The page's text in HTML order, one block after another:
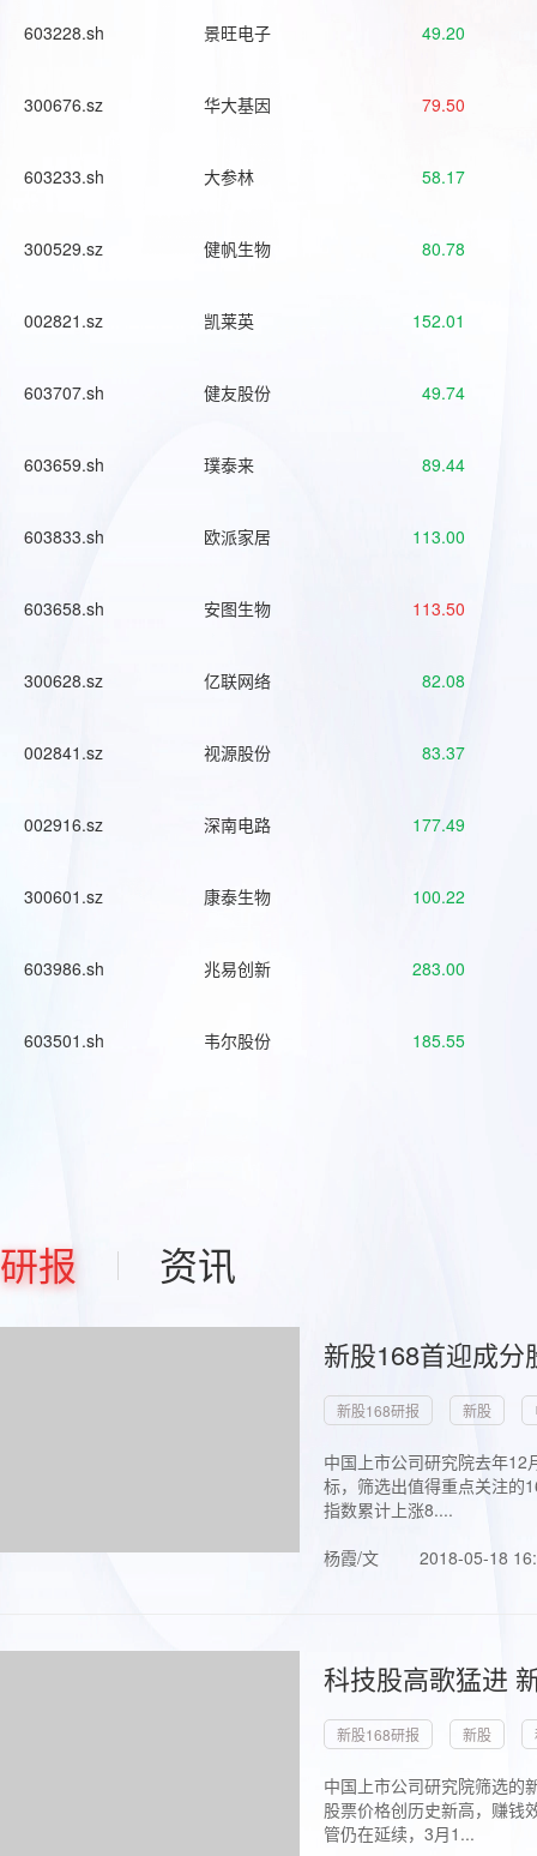
603228.sh 景旺电子 49.20
300676.sz 华大基因 79.50
603233.sh 大参林 58.17
300529.sz 健帆生物 80.78
002821.sz 凯莱英 152.01
603707.sh 健友股份 49.74
603659.sh 璞泰来 89.44
603833.sh 欧派家居 113.00
603658.sh 安图生物 113.50
300628.sz 亿联网络 82.08
002841.sz 视源股份 83.37
002916.sz 深南电路 177.49
300601.sz 康泰生物 100.22
603986.sh 兆易创新 283.00
603501.sh 韦尔股份 185.55
研报 资讯
新股168首迎成
新股168研报 新股
中国上市公司研究院去年
标，筛选出值得重点关注的
指数累计上涨8....
杨霞/文
2018-05-18
科技股高歌猛进
新股168研报 新股
中国上市公司研究院筛选的
股票价格创历史新高，赚钱
管仍在延续，3月1...